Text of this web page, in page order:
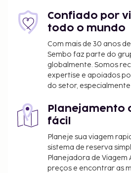
curta viagem de autocarro,
hotel. Comece as suas
com um pequeno-almoço
diariamente entre as 8:00 e as
O alojamento irá solicitar-lhe
seguintes custos. Podem
Imposto municipal: 1.50
noite. Este imposto não é
Incluímos todas as taxas que
comunicou.
Confiado por
todo o mundo
Com mais de 30 anos
Sembo faz parte do
globalmente. Somos
expertise e apoiados
do setor,
Planejamento
fácil
Planeje sua viagem
sistema de reserva
Planejadora de Viagem
preços e encontrar as